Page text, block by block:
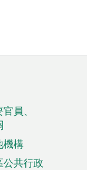
員、
機構
公共行政